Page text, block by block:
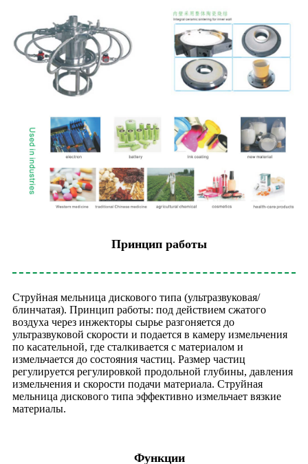
Принцип работы
Струйная мельница дискового типа (ультразвуковая/
блинчатая). Принцип работы: под действием сжатого
воздуха через инжекторы сырье разгоняется до
ультразвуковой скорости и подается в камеру измельчения
по касательной, где сталкивается с материалом и
измельчается до состояния частиц. Размер частиц
регулируется регулировкой продольной глубины, давления
измельчения и скорости подачи материала. Струйная
мельница дискового типа эффективно измельчает вязкие
материалы.
Функции